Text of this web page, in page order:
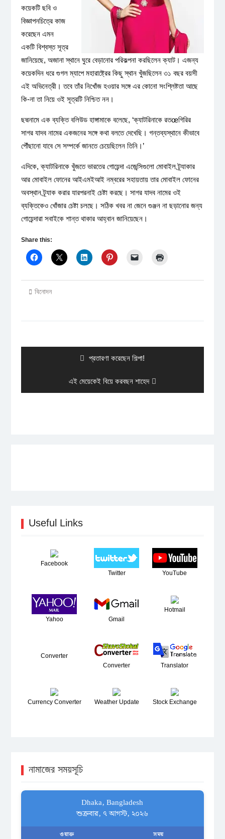
কয়েকটি ছবি ও
বিজ্ঞাপনচিত্রে কাজ
করেছেন এমন
একটি বিশ্বস্ত সূত্র
জানিয়েছে, অজানা স্থানে ঘুরে বেড়ানোর পরিকল্পনা করছিলেন ক্যাট। এজন্য
কয়েকদিন ধরে গুগল ম্যাপে মহারাষ্ট্রের কিছু স্থান খুঁজছিলেন ৩১ বছর বয়সী
এই অভিনেত্রী। তবে তাঁর নিখোঁজ হওয়ার সঙ্গে এর কোনো সংশ্লিষ্টতা আছে
কি-না তা নিয়ে ওই সূত্রটি নিশ্চিত নন।
ছদ্মনামে এক ব্যক্তি বলিউড হাঙ্গামাকে বলেছে, ‘ক্যাটরিনাকে রতœগিরির
সাগর যাদব নামের একজনের সঙ্গে কথা বলতে দেখেছি। গন্তব্যস্থানে কীভাবে
পৌঁছানো যাবে সে সম্পর্কে জানতে চেয়েছিলেন তিনি।’
এদিকে, ক্যাটরিনাকে খুঁজতে ভারতের গোয়েন্দা এজেন্সিগুলো মোবাইল ট্র্যাকার
আর মোবাইল ফোনের আইএমইআই নম্বরের সহায়তায় তার মোবাইল ফোনের
অবস্থান ট্র্যাক করার যারপরনাই চেষ্টা করছে। সাগর যাদব নামের ওই
ব্যক্তিকেও খোঁজার চেষ্টা চলছে। সঠিক খবর না জেনে গুঞ্জন না ছড়ানোর জন্য
গোয়েন্দারা সবাইকে শান্ত থাকার আহ্বান জানিয়েছেন।
Share this:
বিনোদন
Previous
প্রতারণা করেছেন শিল্পা!
Next
post:
এই মেয়েকেই বিয়ে করবছন শাহেদ
Useful Links
Facebook
Twitter
YouTube
Yahoo Gmail
Hotmail
Converter
Converter
Translator
Currency Converter Weather Update Stock Exchange
নামাজের সময়সূচি
Dhaka, Bangladesh
শুক্রবার, ৭ আগস্ট, ২০২৬
ওয়াক্ত সময়